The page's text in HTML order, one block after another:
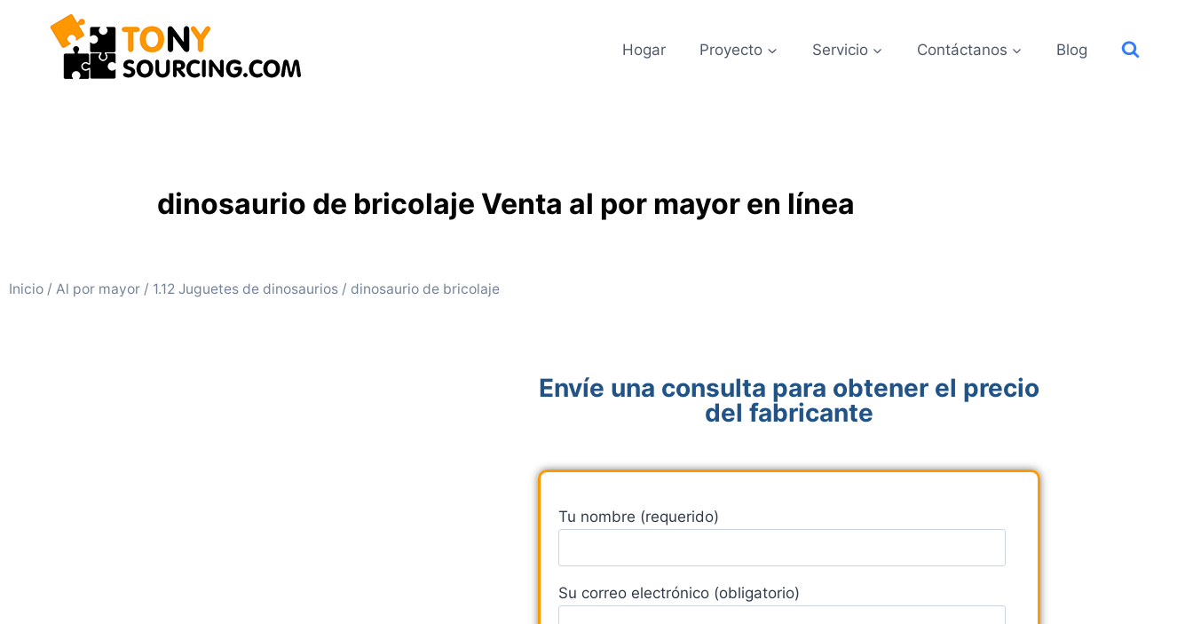
Hogar Proyecto Servicio Contáctanos Blog
dinosaurio de bricolaje Venta al por mayor en línea
Inicio / Al por mayor / 1.12 Juguetes de dinosaurios / dinosaurio de bricolaje
Envíe una consulta para obtener el precio
del fabricante
Tu nombre (requerido)
Su correo electrónico (obligatorio)